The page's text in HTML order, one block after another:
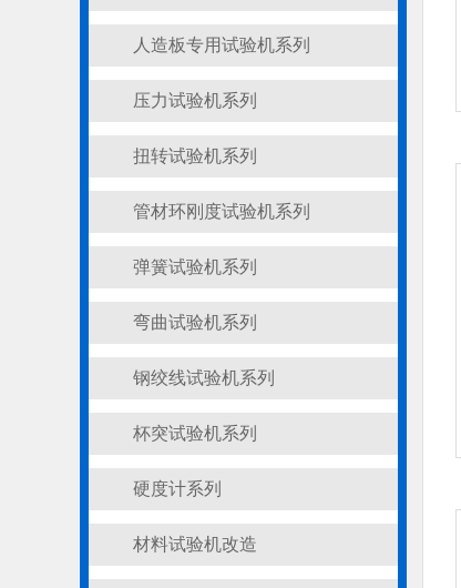
人造板专用试验机系列
压力试验机系列
扭转试验机系列
管材环刚度试验机系列
弹簧试验机系列
弯曲试验机系列
钢绞线试验机系列
杯突试验机系列
硬度计系列
材料试验机改造